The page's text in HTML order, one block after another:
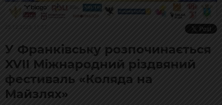
У Франківську розпочинається
XVII Міжнародний різдвяний
фестиваль «Коляда на
Майзлях»